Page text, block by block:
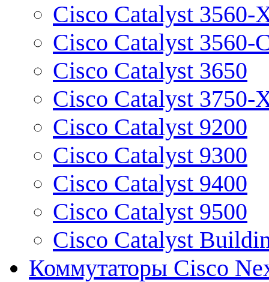
Cisco Catalyst 3560-
Cisco Catalyst 3560-
Cisco Catalyst 3650
Cisco Catalyst 3750-
Cisco Catalyst 9200
Cisco Catalyst 9300
Cisco Catalyst 9400
Cisco Catalyst 9500
Cisco Catalyst
Коммутаторы Cisco